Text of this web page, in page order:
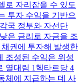
로 자리잡을 수 있도
투자 수익을 기반으
국 정부와 자선단
은 금리로 자금을 조
권에 투자해 발생한
조성된 수익은 위성
열대림 1헥타르당 4
체에 지급하는 데 사